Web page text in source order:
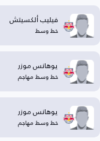
فيليب ألكسيتش
خط وسط
يوهانس موزر
خط وسط مهاجم
يوهانس موزر
خط وسط مهاجم